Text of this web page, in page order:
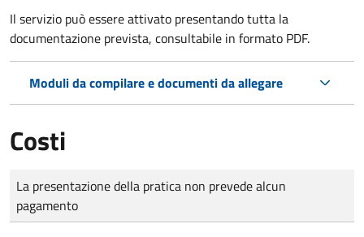
Il servizio può essere attivato presentando tutta la
documentazione prevista, consultabile in formato PDF.
Moduli da compilare e documenti da allegare
Costi
Tipo di pagamento
Importo
La presentazione della pratica non prevede alcun
pagamento